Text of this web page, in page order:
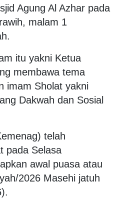
Agung Al Azhar pada
malam 1
itu yakni Ketua
membawa tema
imam Sholat yakni
Dakwah dan Sosial
telah
pada Selasa
awal puasa atau
2026 Masehi jatuh